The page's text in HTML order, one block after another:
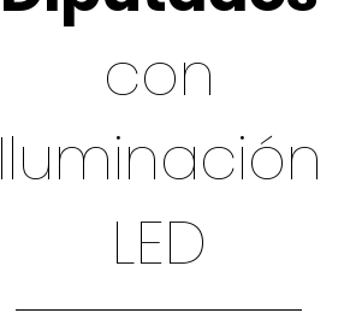
con
Iluminación
LED